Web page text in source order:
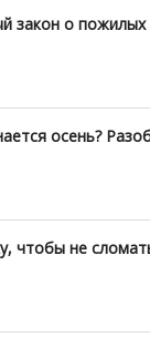
закон о
осень?
чтобы не